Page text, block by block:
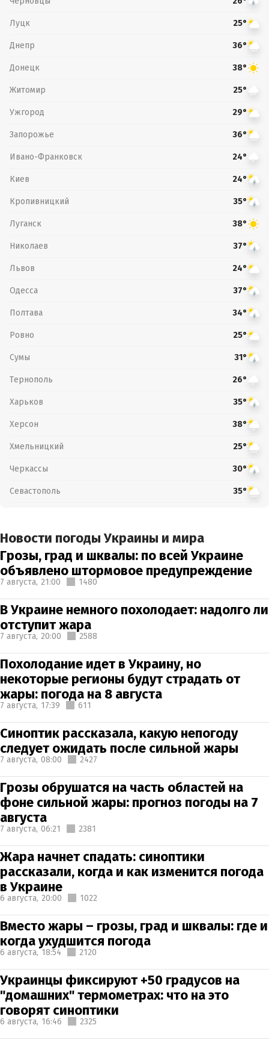
Луцк 25°
Днепр 36°
Донецк 38°
Житомир 25°
Ужгород 29°
Запорожье 36°
Ивано-Франковск 24°
Киев 24°
Кропивницкий 35°
Луганск 38°
Николаев 37°
Львов 24°
Одесса 37°
Полтава 34°
Ровно 25°
Сумы 31°
Тернополь 26°
Харьков 35°
Херсон 38°
Хмельницкий 25°
Черкассы 30°
Севастополь 35°
Новости погоды Украины и мира
Грозы, град и шквалы: по всей Украине
объявлено штормовое предупреждение
7 августа, 21:00 1480
В Украине немного похолодает: надолго ли
отступит жара
7 августа, 20:00 2588
Похолодание идет в Украину, но
некоторые регионы будут страдать от
жары: погода на 8 августа
7 августа, 17:39 611
Синоптик рассказала, какую непогоду
следует ожидать после сильной жары
7 августа, 08:00 2427
Грозы обрушатся на часть областей на
фоне сильной жары: прогноз погоды на 7
августа
7 августа, 06:21 2381
Жара начнет спадать: синоптики
рассказали, когда и как изменится погода
в Украине
6 августа, 20:00 1022
Вместо жары – грозы, град и шквалы: где и
когда ухудшится погода
6 августа, 18:54 2120
Украинцы фиксируют +50 градусов на
"домашних" термометрах: что на это
говорят синоптики
6 августа, 16:46 2325